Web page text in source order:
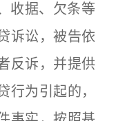
收据、欠条等
诉讼，被告依
反诉，并提供
行为引起的，